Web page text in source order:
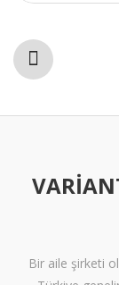
Bir aile şirketi